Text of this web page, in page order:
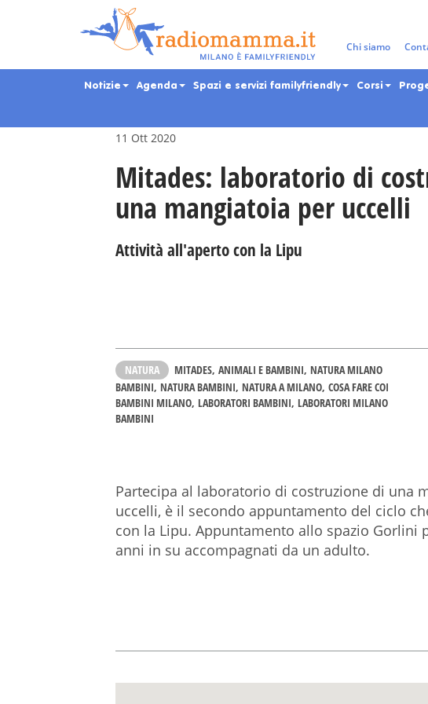
Chi siamo
Notizie Agenda Spazi e servizi familyfriendly Corsi
Eventi per bambini, ragazzi
11 Ott 2020
Mitades: laboratorio di
una mangiatoia per uccelli
Attività all'aperto con la Lipu
NATURA MITADES ANIMALI E BAMBINI NATURA MILANO
BAMBINI NATURA BAMBINI NATURA A MILANO COSA FARE COI
BAMBINI MILANO LABORATORI BAMBINI LABORATORI MILANO
BAMBINI
Partecipa al laboratorio di costruzione di una
uccelli, è il secondo appuntamento del ciclo
con la Lipu. Appuntamento allo spazio Gorlini
anni in su accompagnati da un adulto.